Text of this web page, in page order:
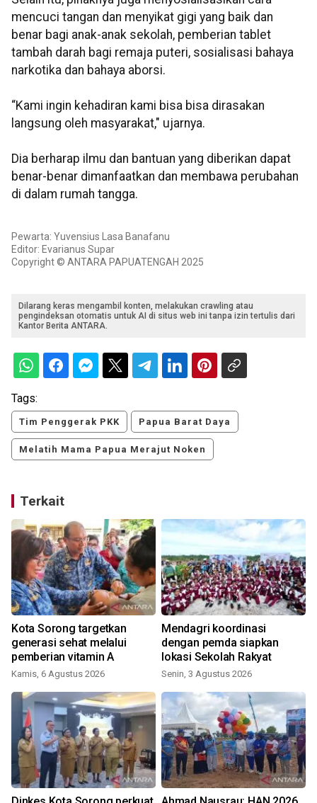
mencuci tangan dan menyikat gigi yang baik dan
benar bagi anak-anak sekolah, pemberian tablet
tambah darah bagi remaja puteri, sosialisasi bahaya
narkotika dan bahaya aborsi.
“Kami ingin kehadiran kami bisa bisa dirasakan
langsung oleh masyarakat," ujarnya.
Dia berharap ilmu dan bantuan yang diberikan dapat
benar-benar dimanfaatkan dan membawa perubahan
di dalam rumah tangga.
Pewarta: Yuvensius Lasa Banafanu
Editor: Evarianus Supar
Copyright © ANTARA PAPUATENGAH 2025
Dilarang keras mengambil konten, melakukan crawling atau
pengindeksan otomatis untuk AI di situs web ini tanpa izin tertulis dari
Kantor Berita ANTARA.
Tags:
Tim Penggerak PKK Papua Barat Daya
Melatih Mama Papua Merajut Noken
Terkait
Kota Sorong targetkan
generasi sehat melalui
pemberian vitamin A
Kamis, 6 Agustus 2026
Mendagri koordinasi
dengan pemda siapkan
lokasi Sekolah Rakyat
Senin, 3 Agustus 2026